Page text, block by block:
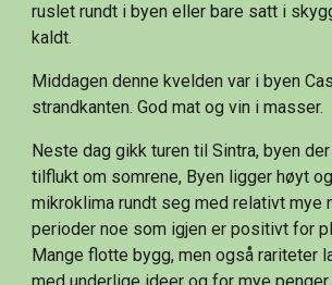
ruslet rundt i byen eller bare satt i
kaldt.
Middagen denne kvelden var i byen
strandkanten. God mat og vin i masser.
Neste dag gikk turen til Sintra, byen
tilflukt om somrene, Byen ligger høyt
mikroklima rundt seg med relativt mye
perioder noe som igjen er positivt for
Mange flotte bygg, men også rariteter